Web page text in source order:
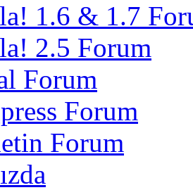
1.6 & 1.7
2.5 Forum
Forum
Forum
Forum